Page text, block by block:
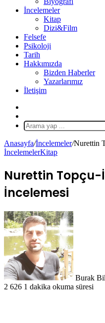
İncelemeler
Kitap
Dizi&Film
Felsefe
Psikoloji
Tarih
Hakkımızda
Bizden Haberler
Yazarlarımız
İletişim
Makale
Anasayfa/İncelemeler/Nurettin
İncelemelerKitap
Nurettin Topçu-
İncelemesi
Burak
2 626 1 dakika okuma süresi